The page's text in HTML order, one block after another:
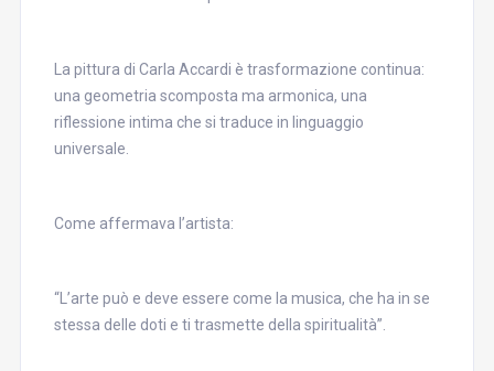
La pittura di Carla Accardi è trasformazione continua:
una geometria scomposta ma armonica, una
riflessione intima che si traduce in linguaggio
universale.
Come affermava l’artista:
“L’arte può e deve essere come la musica, che ha in se
stessa delle doti e ti trasmette della spiritualità”.